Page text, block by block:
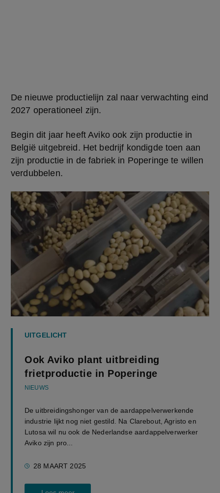
De nieuwe productielijn zal naar verwachting eind
2027 operationeel zijn.
Begin dit jaar heeft Aviko ook zijn productie in
België uitgebreid. Het bedrijf kondigde toen aan
zijn productie in de fabriek in Poperinge te willen
verdubbelen.
UITGELICHT
Ook Aviko plant uitbreiding
frietproductie in Poperinge
NIEUWS
De uitbreidingshonger van de aardappelverwerkende
industrie lijkt nog niet gestild. Na Clarebout, Agristo en
Lutosa wil nu ook de Nederlandse aardappelverwerker
Aviko zijn pro...
28 MAART 2025